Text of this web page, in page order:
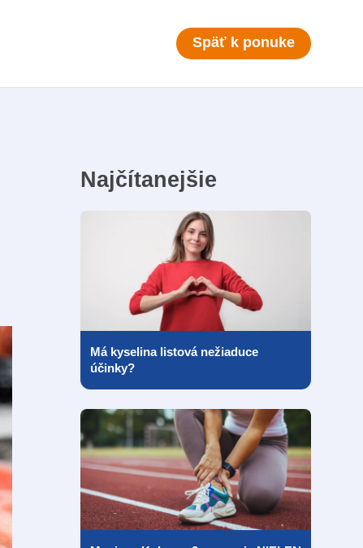
Späť k ponuke
Najčítanejšie
Má kyselina listová nežiaduce
účinky?